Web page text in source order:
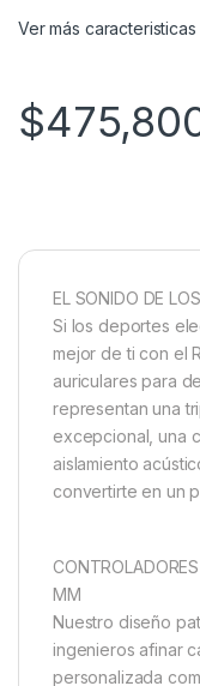
Ver más caracteristicas
$
EL SONIDO DE
Si los deportes
mejor de ti con el
auriculares para
representan una
excepcional, una
aislamiento
convertirte en un
MM
Nuestro diseño
ingenieros afinar
personalizada